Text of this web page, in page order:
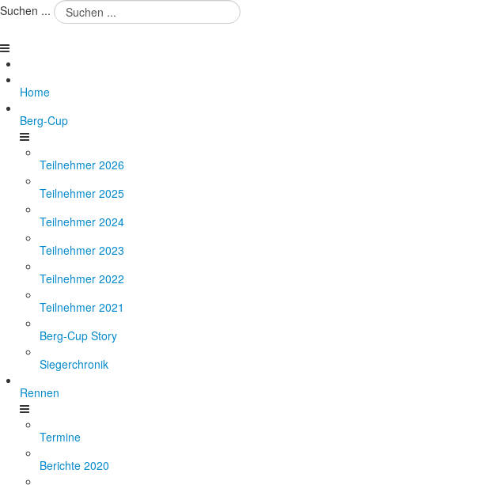
Suchen ...
Home
Berg-Cup
Teilnehmer 2026
Teilnehmer 2025
Teilnehmer 2024
Teilnehmer 2023
Teilnehmer 2022
Teilnehmer 2021
Berg-Cup Story
Siegerchronik
Rennen
Termine
Berichte 2020